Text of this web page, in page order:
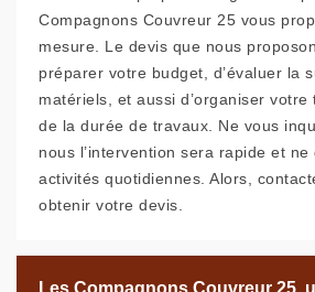
Compagnons Couvreur 25 vous
mesure. Le devis que nous
préparer votre budget, d’évaluer la
matériels, et aussi d’organiser votre
de la durée de travaux. Ne vous
nous l’intervention sera rapide et
activités quotidiennes. Alors,
obtenir votre devis.